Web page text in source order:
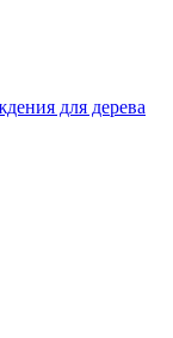
для дерева